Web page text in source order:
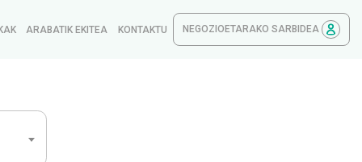
ARABATIK EKITEA KONTAKTU NEGOZIOETARAKO SARBIDEA